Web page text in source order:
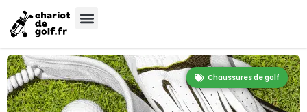
Chaussures de golf